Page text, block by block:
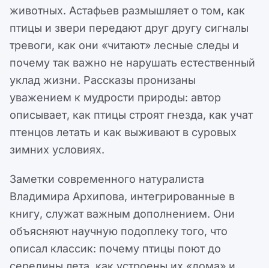
животных. Астафьев размышляет о том, как
птицы и звери передают друг другу сигналы
тревоги, как они «читают» лесные следы и
почему так важно не нарушать естественный
уклад жизни. Рассказы пронизаны
уважением к мудрости природы: автор
описывает, как птицы строят гнезда, как учат
птенцов летать и как выживают в суровых
зимних условиях.
Заметки современного натуралиста
Владимира Архипова, интегрированные в
книгу, служат важным дополнением. Они
объясняют научную подоплеку того, что
описал классик: почему птицы поют до